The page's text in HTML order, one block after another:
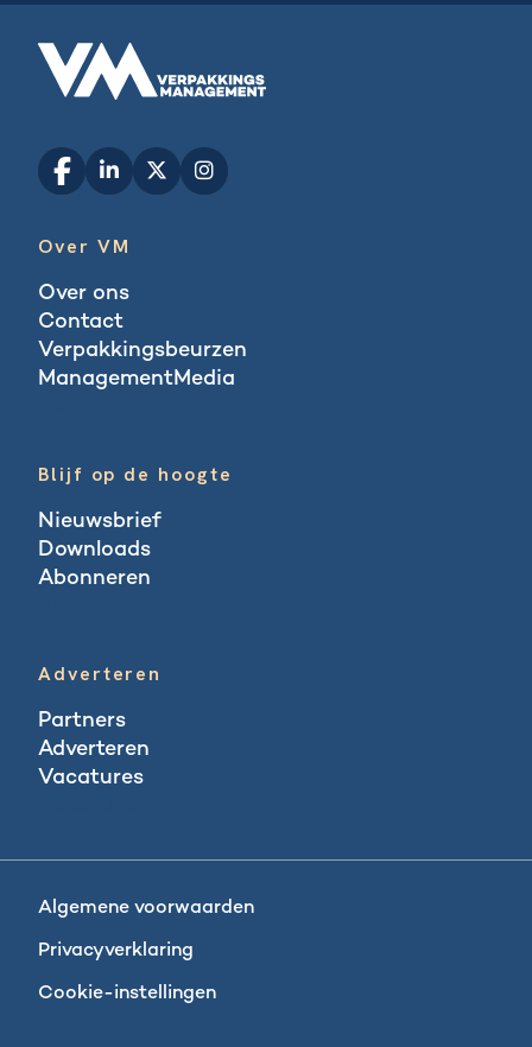
Over VM
Over ons
Contact
Verpakkingsbeurzen
ManagementMedia
Blijf op de hoogte
Nieuwsbrief
Downloads
Abonneren
Adverteren
Partners
Adverteren
Vacatures
Algemene voorwaarden
Privacyverklaring
Cookie-instellingen